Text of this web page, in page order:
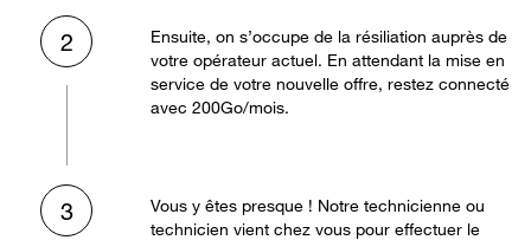
2
Ensuite, on s’occupe de la résiliation auprès de
votre opérateur actuel. En attendant la mise en
service de votre nouvelle offre, restez connecté
avec 200Go/mois.
3
Vous y êtes presque ! Notre technicienne ou
technicien vient chez vous pour effectuer le